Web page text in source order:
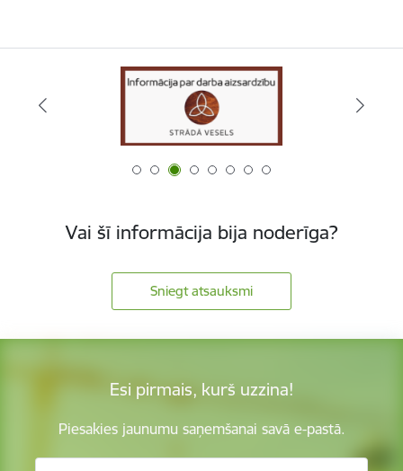
Vai šī informācija bija noderīga?
Sniegt atsauksmi
Esi pirmais, kurš uzzina!
Piesakies jaunumu saņemšanai savā e-pastā.